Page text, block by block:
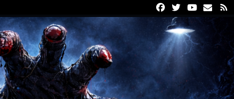
FacebookTwitterYoutube
Email